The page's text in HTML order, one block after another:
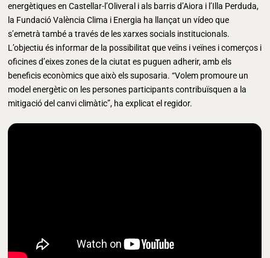
energètiques en Castellar-l’Oliveral i als barris d’Aiora i l’Illa Perduda,
la Fundació València Clima i Energia ha llançat un vídeo que
s’emetrà també a través de les xarxes socials institucionals.
L’objectiu és informar de la possibilitat que veïns i veïnes i comerços i
oficines d’eixes zones de la ciutat es puguen adherir, amb els
beneficis econòmics que això els suposaria. “Volem promoure un
model energètic on les persones participants contribuïsquen a la
mitigació del canvi climàtic”, ha explicat el regidor.